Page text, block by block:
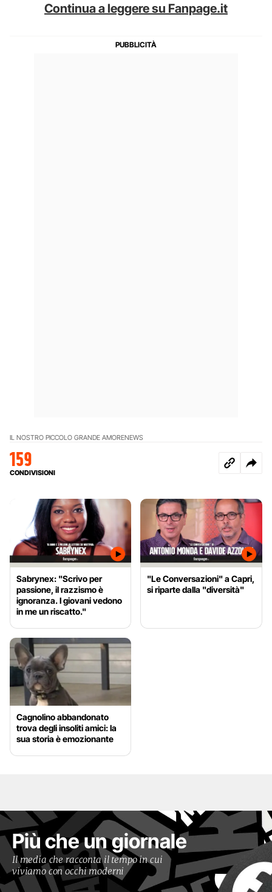
Continua a leggere su Fanpage.it
IL NOSTRO PICCOLO GRANDE AMORENEWS
159
CONDIVISIONI
Sabrynex: "Scrivo per
passione, il razzismo è
ignoranza. I giovani vedono
in me un riscatto."
"Le Conversazioni" a Capri,
si riparte dalla "diversità"
Cagnolino abbandonato
trova degli insoliti amici: la
sua storia è emozionante
Più che un giornale
Il media che racconta il tempo in cui
viviamo con occhi moderni